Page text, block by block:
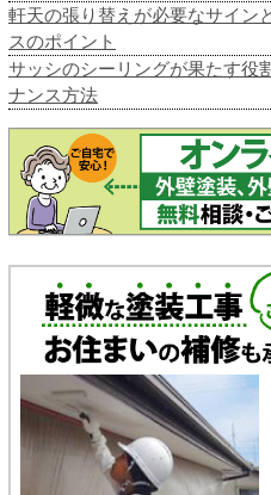
軒天の張り替えが必要なサイン
スのポイント
サッシのシーリングが果たす役
ナンス方法